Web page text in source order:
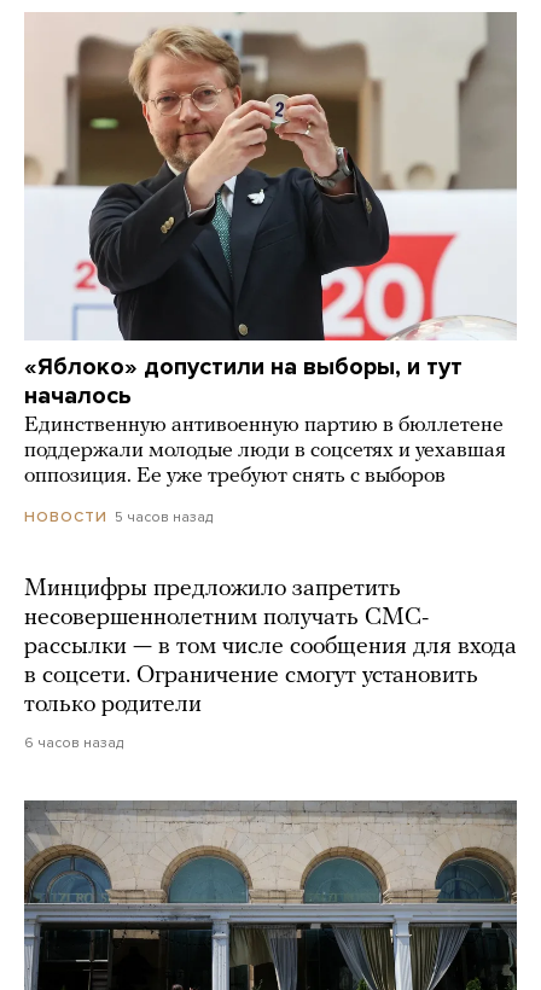
«Яблоко» допустили на выборы, и тут
началось
Единственную антивоенную партию в бюллетене
поддержали молодые люди в соцсетях и уехавшая
оппозиция. Ее уже требуют снять с выборов
НОВОСТИ 5 часов назад
Минцифры предложило запретить
несовершеннолетним получать СМС-
рассылки — в том числе сообщения для входа
в соцсети. Ограничение смогут установить
только родители
6 часов назад